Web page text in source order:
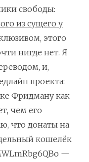
свободы:
из сущего у
этого
нигде нет. Я
и,
проекта:
Фридману как
чем его
что донаты на
кошелёк
—